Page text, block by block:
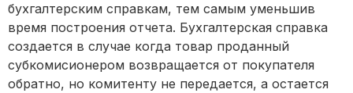
бухгалтерским справкам, тем самым уменьшив
время построения отчета. Бухгалтерская справка
создается в случае когда товар проданный
субкомисионером возвращается от покупателя
обратно, но комитенту не передается, а остается